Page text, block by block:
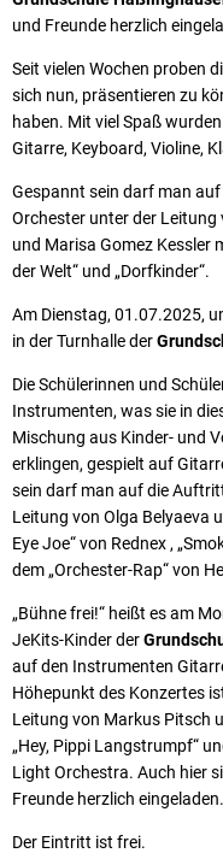
und Freunde herzlich
Seit vielen Wochen proben
sich nun, präsentieren zu
haben. Mit viel Spaß
Gitarre, Keyboard, Violine,
Gespannt sein darf man
Orchester unter der
und Marisa Gomez Kessler
der Welt“ und „Dorfkinder“.
Am Dienstag, 01.07.2025,
in der Turnhalle der
Die Schülerinnen und
Instrumenten, was sie in
Mischung aus Kinder- und
erklingen, gespielt auf
sein darf man auf die
Leitung von Olga Belyaeva
Eye Joe“ von Rednex ,
dem „Orchester-Rap“ von
„Bühne frei!“ heißt es am
JeKits-Kinder der
auf den Instrumenten
Höhepunkt des Konzertes
Leitung von Markus Pitsch
„Hey, Pippi Langstrumpf“
Light Orchestra. Auch hier
Freunde herzlich eingeladen.
Der Eintritt ist frei.